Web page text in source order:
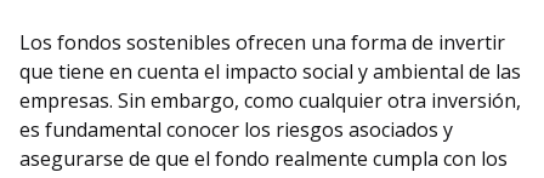
Los fondos sostenibles ofrecen una forma de invertir
que tiene en cuenta el impacto social y ambiental de las
empresas. Sin embargo, como cualquier otra inversión,
es fundamental conocer los riesgos asociados y
asegurarse de que el fondo realmente cumpla con los